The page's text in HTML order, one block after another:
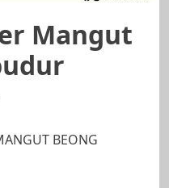
Mangut
BEONG